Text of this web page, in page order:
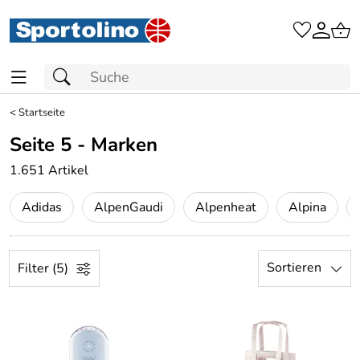
<Startseite
Seite 5 - Marken
1.651 Artikel
Adidas AlpenGaudi Alpenheat Alpina
Filter (5) Sortieren